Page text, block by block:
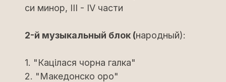
си минор, III - IV части
2-й музыкальный блок (народный):
1. "Кацiлася чорна галка"
2. "Македонско оро"